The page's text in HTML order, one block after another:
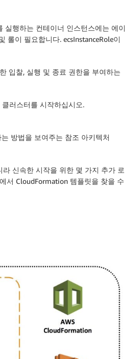
실행하는 컨테이너 인스턴스에는 에이
롤이 필요합니다. ecsInstanceRole이
입찰, 실행 및 종료 권한을 부여하는
러스터를 시작하십시오.
방법을 보여주는 참조 아키텍처
신속한 시작을 위한 몇 가지 추가 로
에서 CloudFormation 템플릿을 찾을 수